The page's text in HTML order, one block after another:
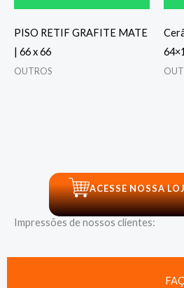
PISO RETIF GRAFITE MATE
| 66 x 66
OUTROS
ACESSE NOSSA
Impressões de nossos clientes: